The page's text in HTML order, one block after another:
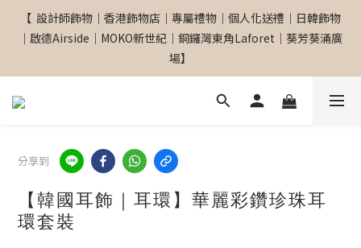
【  設計師飾物｜香港飾物店｜專屬禮物｜個人化送禮｜日韓飾物
｜啟德Airside｜MOKO新世紀｜銅鑼灣東角Laforet｜葵芳葵涌廣
場】
【  設計師飾物｜香港飾物店｜專屬禮物｜個人化送禮｜日韓飾物
｜啟德Airside｜MOKO新世紀｜銅鑼灣東角Laforet｜葵芳葵涌廣
場】
【專屬禮物 心意訂制館】最新上線
分享到
【韓國耳飾｜耳環】華麗彩鑽珍珠耳
環套裝